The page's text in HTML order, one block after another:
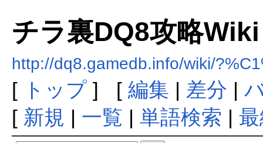
チラ裏DQ8攻略
http://dq8.gamedb.info/wiki/
[ トップ] [ 編集 | 差分 |
[ 新規 | 一覧 | 単語検索 |